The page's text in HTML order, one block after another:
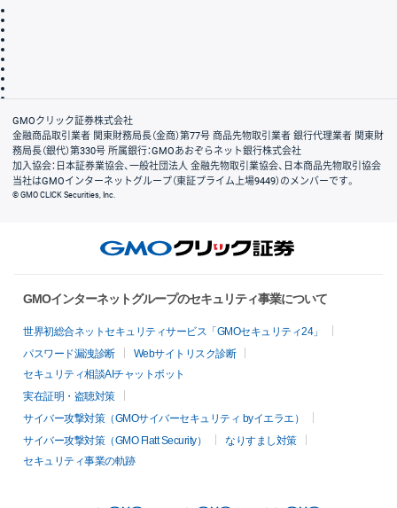
会社案内
GMOクリック証券株式会社
金融商品取引業者 関東財務局長（金商）第77号 商品先物取引業者 銀行代理業者 関東財
務局長（銀代）第330号 所属銀行：GMOあおぞらネット銀行株式会社
加入協会：日本証券業協会、一般社団法人 金融先物取引業協会、日本商品先物取引協会
当社はGMOインターネットグループ（東証プライム上場9449）のメンバーです。
© GMO CLICK Securities, Inc.
GMOインターネットグループのセキュリティ事業について
世界初総合ネットセキュリティサービス「GMOセキュリティ24」
パスワード漏洩診断
Webサイトリスク診断
セキュリティ相談AIチャットボット
実在証明・盗聴対策
サイバー攻撃対策（GMOサイバーセキュリティ byイエラエ）
サイバー攻撃対策（GMO Flatt Security）
なりすまし対策
セキュリティ事業の軌跡